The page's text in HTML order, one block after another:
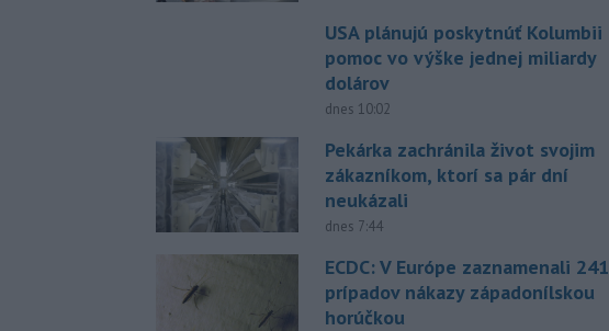
USA plánujú poskytnúť Kolumbii
pomoc vo výške jednej miliardy
dolárov
dnes 10:02
Pekárka zachránila život svojim
zákazníkom, ktorí sa pár dní
neukázali
dnes 7:44
ECDC: V Európe zaznamenali 241
prípadov nákazy západonílskou
horúčkou